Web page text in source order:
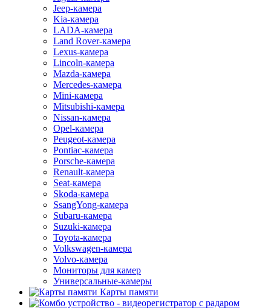
Jeep-камера
Kia-камера
LADA-камера
Land Rover-камера
Lexus-камера
Lincoln-камера
Mazda-камера
Mercedes-камера
Mini-камера
Mitsubishi-камера
Nissan-камера
Opel-камера
Peugeot-камера
Pontiac-камера
Porsche-камера
Renault-камера
Seat-камера
Skoda-камера
SsangYong-камера
Subaru-камера
Suzuki-камера
Toyota-камера
Volkswagen-камера
Volvo-камера
Мониторы для камер
Универсальные-камеры
Карты памяти